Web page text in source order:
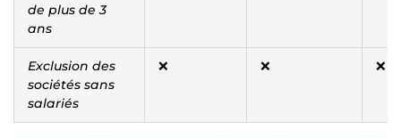
de plus de 3
ans
Exclusion des
sociétés sans
salariés
❌ ❌ ❌